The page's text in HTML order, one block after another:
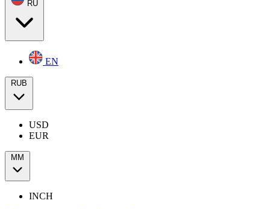
RU
EN
RUB
USD
EUR
ММ
INCH